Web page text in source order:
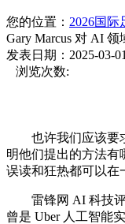
您的位置： 2026国际
Gary Marcus 对 AI
发表日期：2025-03-
浏览次数:
也许我们应该要求
明他们提出的方法有
误读和狂热都可以在
雷锋网 AI 科技评
曾是 Uber 人工智能